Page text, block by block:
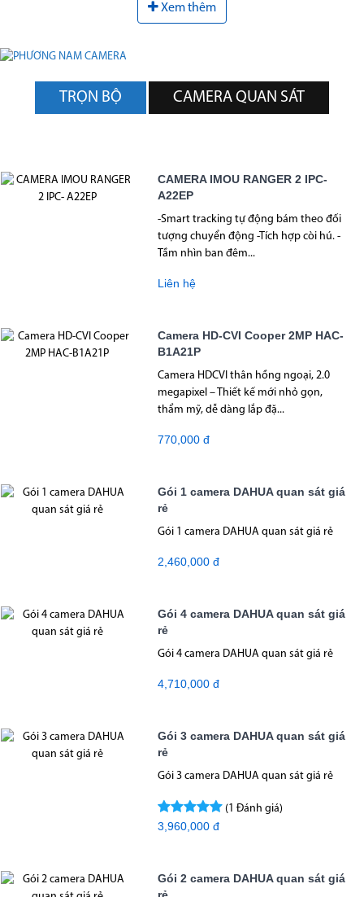
Xem thêm
TRỌN BỘ CAMERA QUAN SÁT
CAMERA IMOU RANGER 2 IPC-
A22EP
-Smart tracking tự động bám theo đối
tượng chuyển động -Tích hợp còi hú. -
Tầm nhìn ban đêm...
Liên hệ
Camera HD-CVI Cooper 2MP HAC-
B1A21P
Camera HDCVI thân hồng ngoại, 2.0
megapixel – Thiết kế mới nhỏ gọn,
thẩm mỹ, dễ dàng lắp đặ...
770,000 đ
Gói 1 camera DAHUA quan sát giá
rẻ
Gói 1 camera DAHUA quan sát giá rẻ
2,460,000 đ
Gói 4 camera DAHUA quan sát giá
rẻ
Gói 4 camera DAHUA quan sát giá rẻ
4,710,000 đ
Gói 3 camera DAHUA quan sát giá
rẻ
Gói 3 camera DAHUA quan sát giá rẻ
(1 Đánh giá)
3,960,000 đ
Gói 2 camera DAHUA quan sát giá